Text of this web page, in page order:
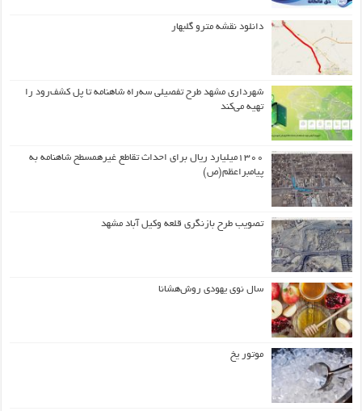
دانلود نقشه مترو گلبهار
شهرداری مشهد طرح تفصیلی سه‌راه شاهنامه تا پل کشف‌رود را
تهیه می‌کند
۱۳۰۰میلیارد ریال برای احداث تقاطع غیرهمسطح شاهنامه به
پیامبراعظم(ص)
تصویب طرح بازنگری قلعه وکیل آباد مشهد
سال نوی یهودی روش‌هشانا
موتور یخ